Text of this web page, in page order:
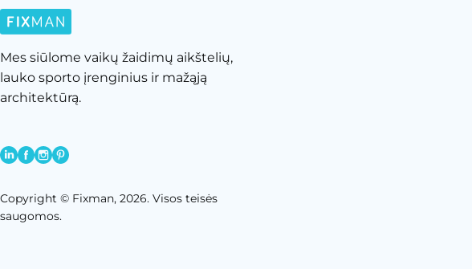
Mes siūlome vaikų žaidimų aikštelių,
lauko sporto įrenginius ir mažąją
architektūrą.
Copyright © Fixman, 2026. Visos teisės
saugomos.